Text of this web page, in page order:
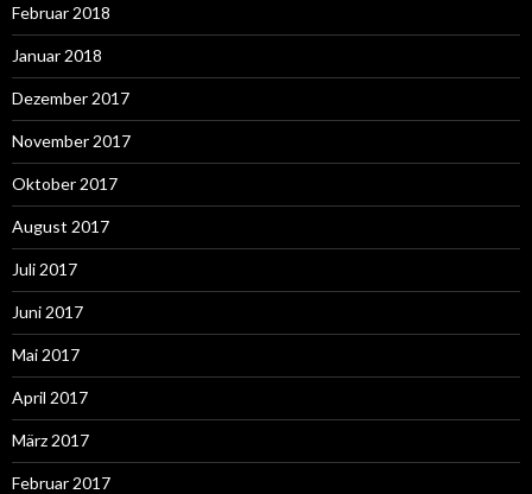
Februar 2018
Januar 2018
Dezember 2017
November 2017
Oktober 2017
August 2017
Juli 2017
Juni 2017
Mai 2017
April 2017
März 2017
Februar 2017